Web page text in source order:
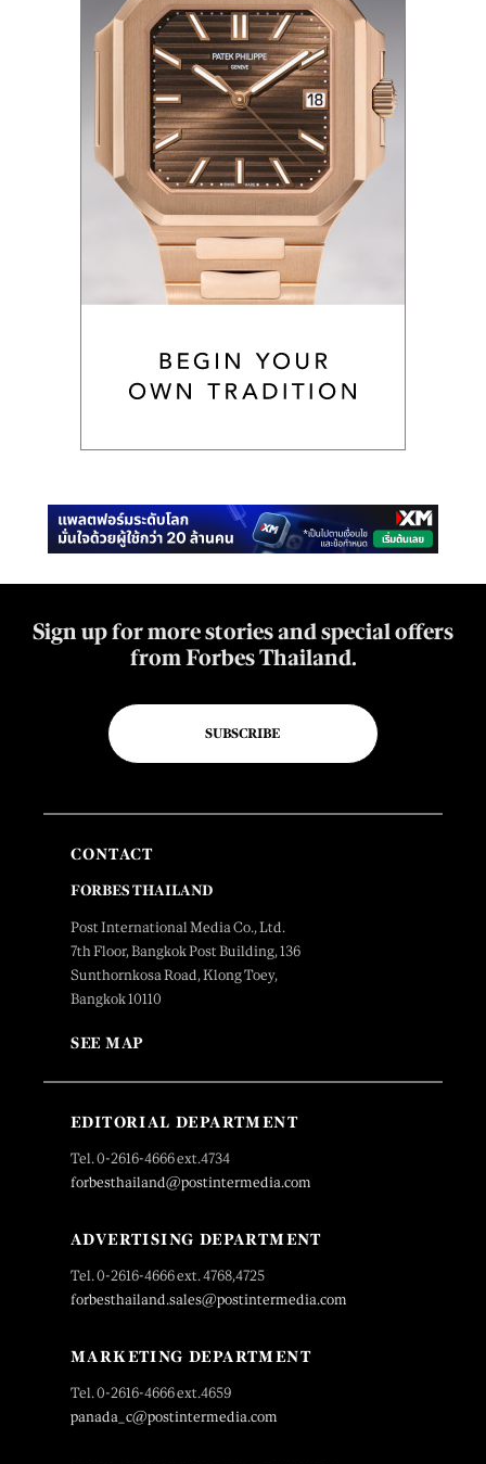
Sign up for more stories and special offers
from Forbes Thailand.
SUBSCRIBE
CONTACT
FORBES THAILAND
Post International Media Co., Ltd.
7th Floor, Bangkok Post Building, 136
Sunthornkosa Road, Klong Toey,
Bangkok 10110
SEE MAP
EDITORIAL DEPARTMENT
Tel. 0-2616-4666 ext.4734
forbesthailand@postintermedia.com
ADVERTISING DEPARTMENT
Tel. 0-2616-4666 ext. 4768,4725
forbesthailand.sales@postintermedia.com
MARKETING DEPARTMENT
Tel. 0-2616-4666 ext.4659
panada_c@postintermedia.com